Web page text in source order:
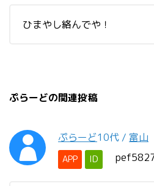
ひまやし絡んでや！
ぷらーどの関連投稿
ぷらーど10代 / 富山
APP ID